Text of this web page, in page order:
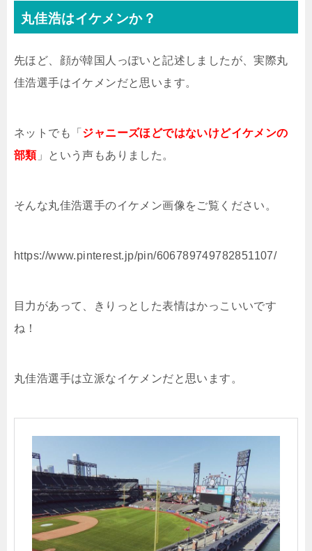
丸佳浩はイケメンか？
先ほど、顔が韓国人っぽいと記述しましたが、実際丸
佳浩選手はイケメンだと思います。
ネットでも「 ジャニーズほどではないけどイケメンの
部類」という声もありました。
そんな丸佳浩選手のイケメン画像をご覧ください。
https://www.pinterest.jp/pin/606789749782851107/
目力があって、きりっとした表情はかっこいいです
ね！
丸佳浩選手は立派なイケメンだと思います。